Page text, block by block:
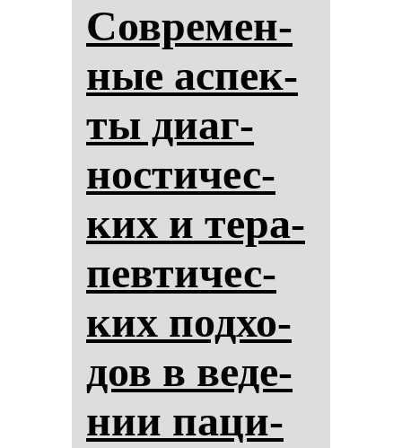
Сов­ре­мен­
ные ас­пек­
ты ди­аг­
нос­ти­чес­
ких и те­ра­
пев­ти­чес­
ких под­хо­
дов в ве­де­
нии па­ци­